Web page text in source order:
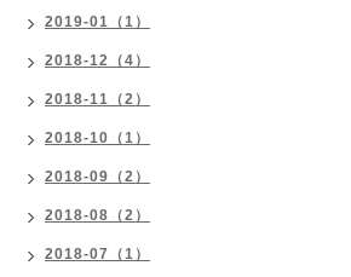
2019-01（1）
2018-12（4）
2018-11（2）
2018-10（1）
2018-09（2）
2018-08（2）
2018-07（1）